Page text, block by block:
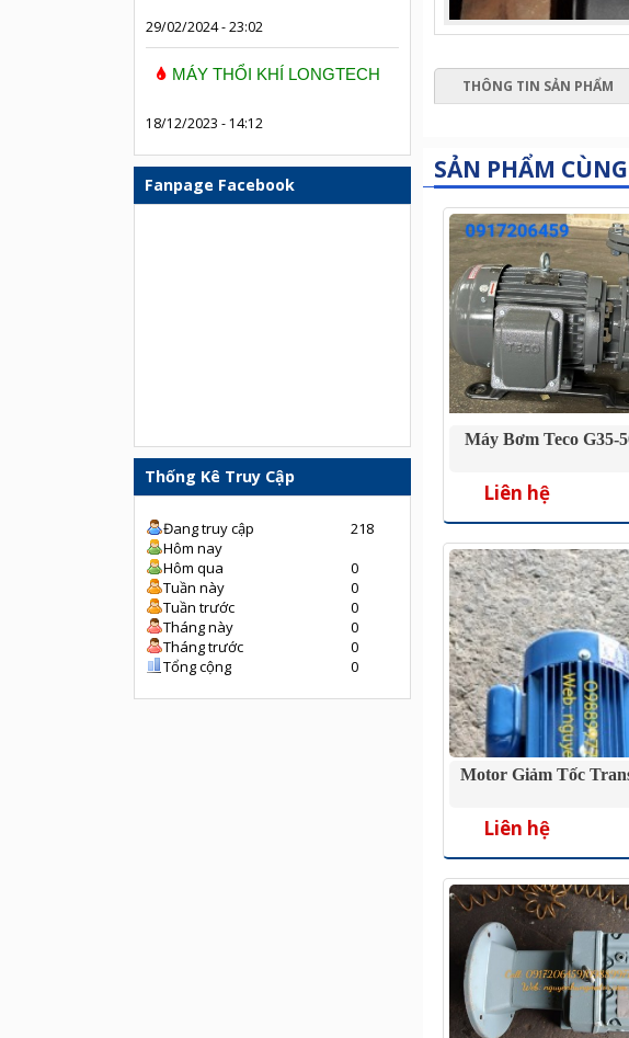
29/02/2024 - 23:02
MÁY THỔI KHÍ LONGTECH
18/12/2023 - 14:12
Fanpage Facebook
Thống Kê Truy Cập
Đang truy cập
218
Hôm nay
Hôm qua
0
Tuần này
0
Tuần trước
0
Tháng này
0
Tháng trước
0
Tổng cộng
0
THÔNG TIN SẢN PHẨM
SẢN PHẨM
Máy Bơm Teco G35-
Liên hệ
Motor Giảm Tốc
Liên hệ